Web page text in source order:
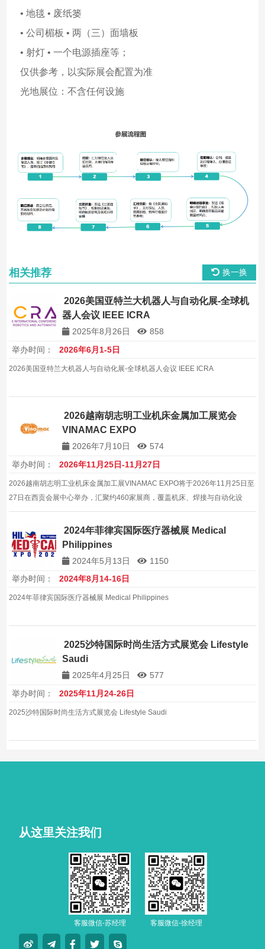
• 地毯 • 废纸篓
• 公司楣板 • 两（三）面墙板
• 射灯 • 一个电源插座等；
仅供参考，以实际展会配置为准
光地展位：不含任何设施
相关推荐 换一换
2026美国亚特兰大机器人与自动化展-全球机
器人会议 IEEE ICRA
2025年8月26日
858
举办时间：
2026年6月1-5日
2026美国亚特兰大机器人与自动化展-全球机器人会议 IEEE ICRA
2026越南胡志明工业机床金属加工展览会
VINAMAC EXPO
2026年7月10日
574
举办时间：
2026年11月25日-11月27日
2026越南胡志明工业机床金属加工展VINAMAC EXPO将于2026年11月25日至
27日在西贡会展中心举办，汇聚约460家展商，覆盖机床、焊接与自动化设
备，助力本地工厂提升工艺与生产效率，对接东盟制造转移商机，是越南制造
业设备采购的专业平台。2024年菲律宾国际医疗器械展 Medical
Philippines
2024年5月13日
1150
举办时间：
2024年8月14-16日
2024年菲律宾国际医疗器械展 Medical Philippines
2025沙特国际时尚生活方式展览会 Lifestyle
Saudi
2025年4月25日
577
举办时间：
2025年11月24-26日
2025沙特国际时尚生活方式展览会 Lifestyle Saudi
从这里关注我们
客服微信-苏经理 客服微信-徐经理